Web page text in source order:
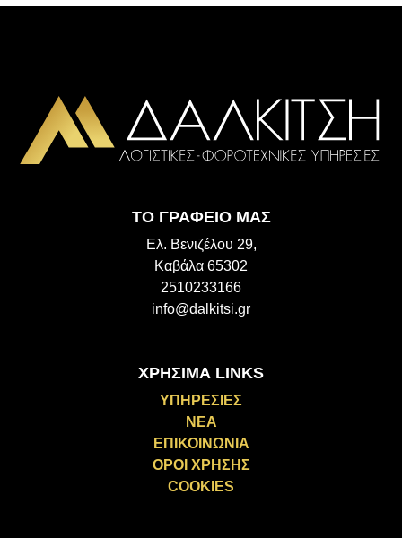
ΤΟ ΓΡΑΦΕΙΟ ΜΑΣ
Ελ. Βενιζέλου 29,
Καβάλα 65302
2510233166
info@dalkitsi.gr
ΧΡΗΣΙΜΑ LINKS
ΥΠΗΡΕΣΙΕΣ
ΝΕΑ
ΕΠΙΚΟΙΝΩΝΙΑ
ΟΡΟΙ ΧΡΗΣΗΣ
COOKIES